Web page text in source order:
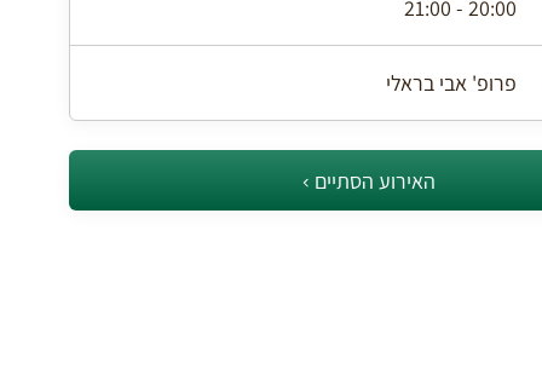
20:00 - 21:00
פרופ' אבי בראלי
האירוע הסתיים